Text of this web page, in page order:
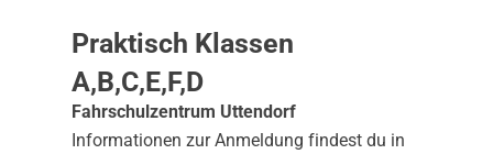
Praktisch Klassen
A,B,C,E,F,D
Fahrschulzentrum Uttendorf
Informationen zur Anmeldung findest du in